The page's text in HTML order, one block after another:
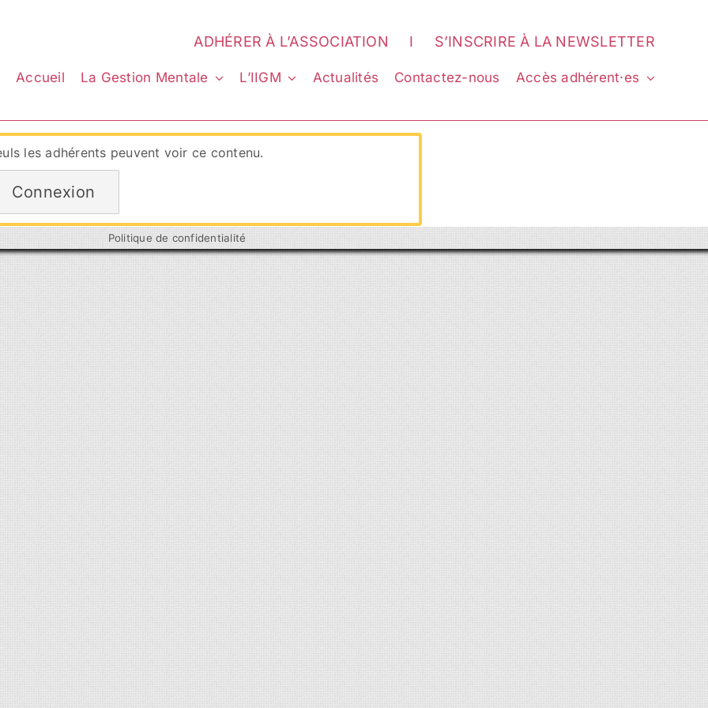
ADHÉRER À L’ASSOCIATION I S’INSCRIRE À LA NEWSLETTER
Accueil La Gestion Mentale L’IIGM Actualités Contactez-nous Accès adhérent·es
les adhérents peuvent voir ce contenu.
Connexion
Politique de confidentialité